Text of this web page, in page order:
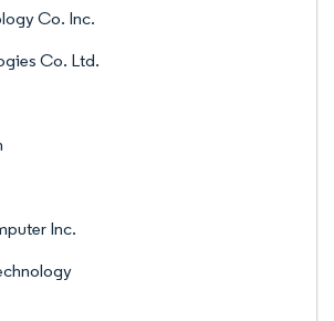
Co. Inc.
Co. Ltd.
Inc.